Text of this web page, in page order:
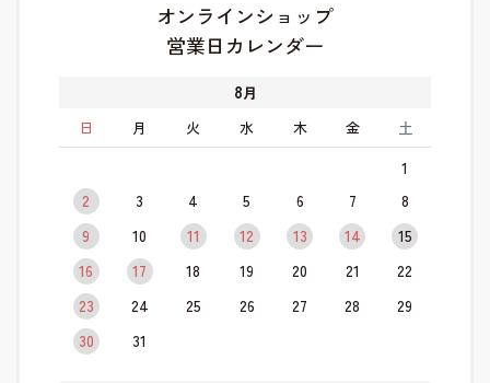
オンラインショップ
営業日カレンダー
8月
日
月 火 水 木 金 土
1
2
3 4 5 6 7
8
9
10 11 12 13 14
15
16
17 18 19 20 21
22
23
24 25 26 27 28
29
30
31